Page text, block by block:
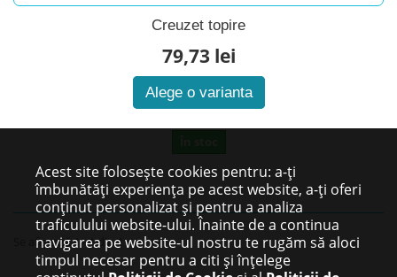
Creuzet topire
79,73 lei
Alege o varianta
Se afişează 1 - 1 din 1
Acest site folosește cookies pentru: a-ți
îmbunătăți experiența pe acest website, a-ți oferi
conținut personalizat și pentru a analiza
traficulului website-ului. Înainte de a continua
navigarea pe website-ul nostru te rugăm să aloci
timpul necesar pentru a citi și înțelege